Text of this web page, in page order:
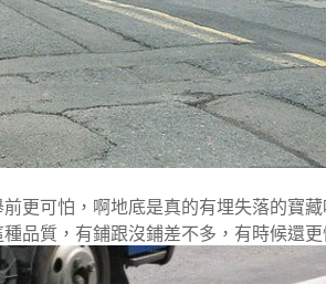
更可怕，啊地底是真的有埋失落的寶藏
品質，有鋪跟沒鋪差不多，有時候還更